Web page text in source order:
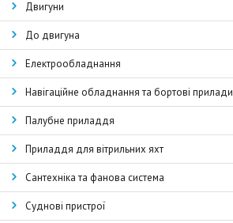
Двигуни
До двигуна
Електрообладнання
Навігаційне обладнання та бортові прилади
Палубне приладдя
Приладдя для вітрильних яхт
Сантехніка та фанова система
Суднові пристрої